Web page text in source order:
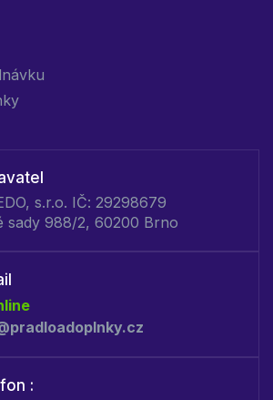
s.r.o. IČ: 29298679
sady 988/2, 60200 Brno
: